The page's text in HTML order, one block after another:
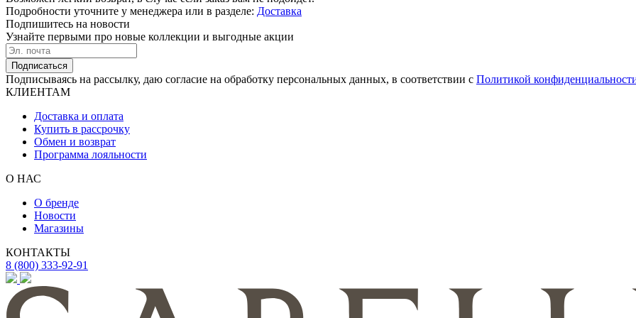
Подробности уточните у менеджера или в разделе: Доставка
Подпишитесь на новости
Узнайте первыми про новые коллекции и выгодные акции
Подписаться
Подписываясь на рассылку, даю согласие на обработку персональных данных, в соответствии с Политикой
КЛИЕНТАМ
Доставка и оплата
Купить в рассрочку
Обмен и возврат
Программа лояльности
О НАС
О бренде
Новости
Магазины
КОНТАКТЫ
8 (800) 333-92-91